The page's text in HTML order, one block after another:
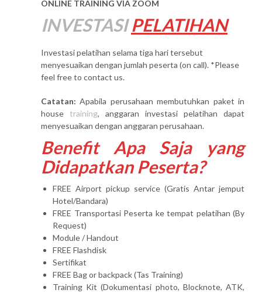
ONLINE TRAINING VIA ZOOM
INVESTASI PELATIHAN
Investasi pelatihan selama tiga hari tersebut
menyesuaikan dengan jumlah peserta (on call). *Please
feel free to contact us.
Catatan: Apabila perusahaan membutuhkan paket in
house training, anggaran investasi pelatihan dapat
menyesuaikan dengan anggaran perusahaan.
Benefit Apa Saja yang
Didapatkan Peserta?
FREE Airport pickup service (Gratis Antar jemput
Hotel/Bandara)
FREE Transportasi Peserta ke tempat pelatihan (By
Request)
Module / Handout
FREE Flashdisk
Sertifikat
FREE Bag or backpack (Tas Training)
Training Kit (Dokumentasi photo, Blocknote, ATK,